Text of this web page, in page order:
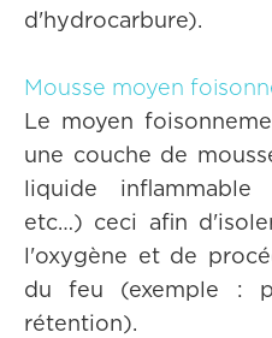
d'hydrocarbure).
Mousse moyen
Le moyen
une couche de
liquide inflammable
etc…) ceci afin
l'oxygène et de
du feu (exemple :
rétention).